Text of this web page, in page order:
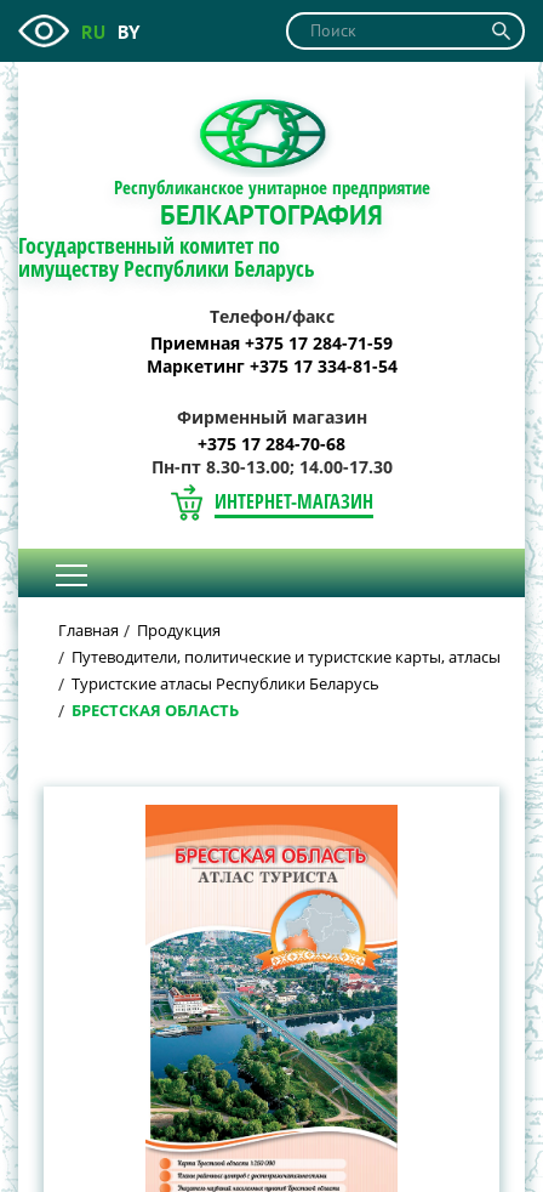
RU BY
Республиканское унитарное предприятие
БЕЛКАРТОГРАФИЯ
Государственный комитет по
имуществу Республики Беларусь
Телефон/факс
Приемная +375 17 284-71-59
Маркетинг +375 17 334-81-54
Фирменный магазин
+375 17 284-70-68
Пн-пт 8.30-13.00; 14.00-17.30
ИНТЕРНЕТ-МАГАЗИН
Главная
Продукция
Путеводители, политические и туристские карты, атласы
Туристские атласы Республики Беларусь
БРЕСТСКАЯ ОБЛАСТЬ